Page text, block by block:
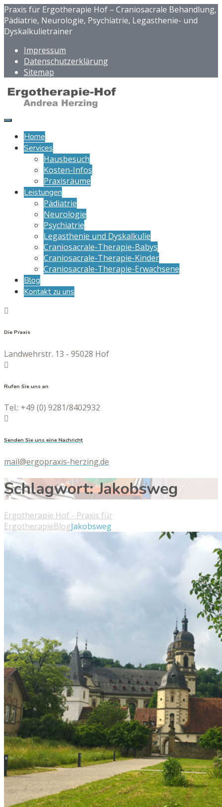
Praxis für Ergotherapie Hof – Craniosacrale Behandlung,
Pädiatrie, Neurologie, Psychiatrie, Legasthenie- und
Dyskalkulietrainer
Impressum
Datenschutzerklärung
Sitemap
Home
Services
Hausbesuch
Kosten-Infos
Praxisräume
Leistungen
Pädiatrie
Neurologie
Psychiatrie
Legasthenie und Dyskalkulie
Craniosacrale-Therapie-Babys
Craniosacrale-Therapie-Kinder
Craniosacrale-Therapie-Erwachsene
Blog
Kontakt zu uns
Die Praxis
Landwehrstr. 13 - 95028 Hof
Rufen Sie uns an
Tel.: +49 (0) 9281/8402932
Senden Sie uns eine Nachricht
mail@ergopraxis-herzing.de
Schlagwort:Jakobsweg
Ergotherapie Hof - Praxis für
ErgotherapieBlogJakobsweg